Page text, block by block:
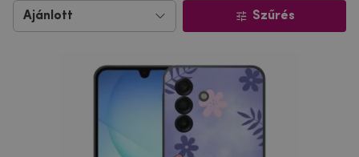
Szűrés